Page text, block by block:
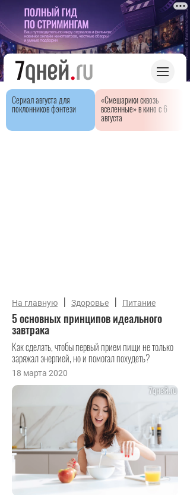
Сериал августа для
поклонников фэнтези
«Смешарики сквозь
вселенные» в кино с 6
августа
На главную | Здоровье | Питание
5 основных принципов идеального
завтрака
Как сделать, чтобы первый прием пищи не только
заряжал энергией, но и помогал похудеть?
18 марта 2020